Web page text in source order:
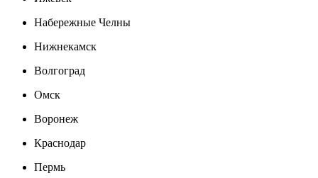
Набережные Челны
Нижнекамск
Волгоград
Омск
Воронеж
Краснодар
Пермь